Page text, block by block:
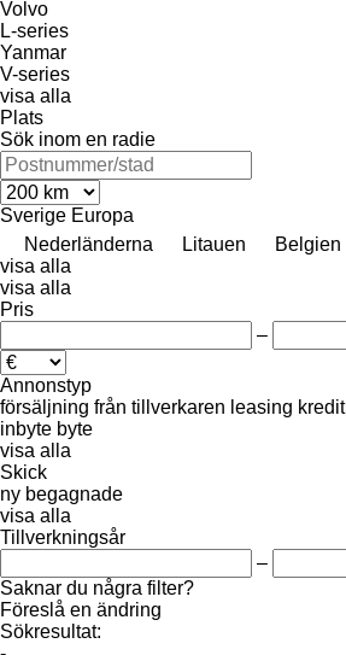
Volvo
L-series
Yanmar
V-series
visa alla
Plats
Sök inom en radie
Sverige Europa
Nederländerna
Litauen Belgien
visa alla
visa alla
Pris
–
Annonstyp
försäljning från tillverkaren leasing kredit
inbyte byte
visa alla
Skick
ny begagnade
visa alla
Tillverkningsår
–
Saknar du några filter?
Föreslå en ändring
Sökresultat: